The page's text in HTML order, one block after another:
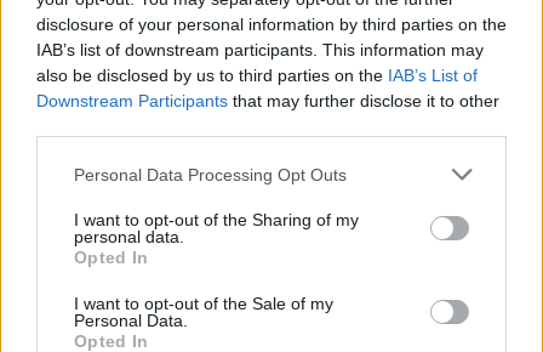
disclosure of your personal information by third parties on the
IAB’s list of downstream participants. This information may
also be disclosed by us to third parties on the IAB’s List of
Downstream Participants that may further disclose it to other
Please note that this website/app uses one or more Google
not limited to your visit or usage behaviour. You may click to
grant or deny consent to Google and its third-party tags to
use your data for below specified purposes in below Google
consent section.
Personal Data Processing Opt Outs
I want to opt-out of the Sharing of my
personal data.
Opted In
I want to opt-out of the Sale of my
Personal Data.
Opted In
A legjobb ajánlat: ezt kell tudni az RTL új
műsoráról
A legjobb ajánlat: az RTL vadonatúj műsora, ismerd meg